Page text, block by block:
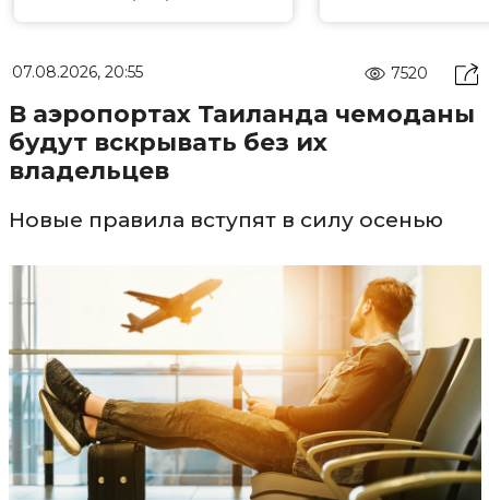
07.08.2026, 20:55 7520
В аэропортах Таиланда чемоданы
будут вскрывать без их
владельцев
Новые правила вступят в силу осенью